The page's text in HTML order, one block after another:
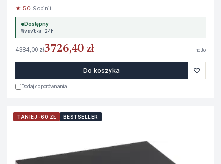
★ 5.0· 9 opinii
Dostępny
Wysyłka 24h
4384,00 zł3726,40 zł netto
Do koszyka ♡
Dodaj do porównania
TANIEJ -60 ZŁ BESTSELLER